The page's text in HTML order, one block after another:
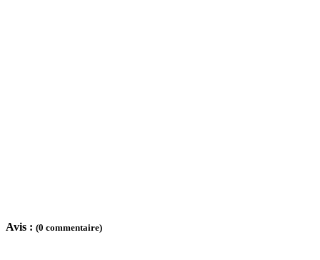
Avis : (0 commentaire)